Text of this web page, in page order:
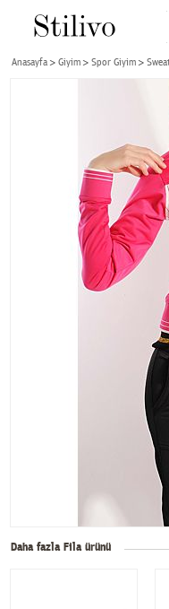
Anasayfa Giyim Spor Giyim
Daha fazla Fila ürünü